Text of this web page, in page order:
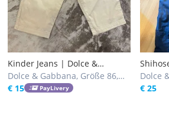
Kinder Jeans | Dolce &
Gabbana
Dolce & Gabbana, Größe 86,
92, 98
€ 15 PayLivery
Dolce
€ 25